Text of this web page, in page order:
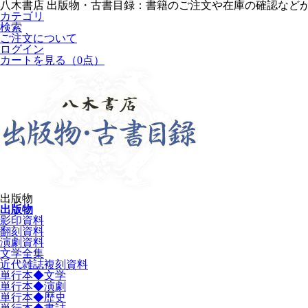
八木書店 出版物・古書目録：書籍のご注文や在庫の確認など
カテゴリ
検索
ご注文について
ログイン
カートを見る
（0点）
出版物
出版物
影印資料
翻刻資料
演劇資料
文学全集
近代雑誌複刻資料
単行本◆文学
単行本◆演劇
単行本◆歴史